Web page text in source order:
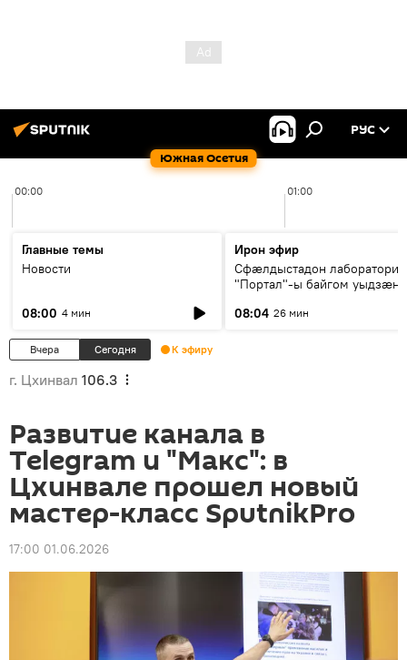
Южная Осетия
РУС
00:00 01:00
Главные темы
Новости
08:00 4 мин
Ирон эфир
Сфæлдыстадон лаборатори
"Портал"-ы байгом уыдзæн
Æхсары куыстыты равдыст
08:04 26 мин
Вчера Сегодня К эфиру
г. Цхинвал 106.3
Развитие канала в
Telegram и "Макс": в
Цхинвале прошел новый
мастер-класс SputnikPro
17:00 01.06.2026